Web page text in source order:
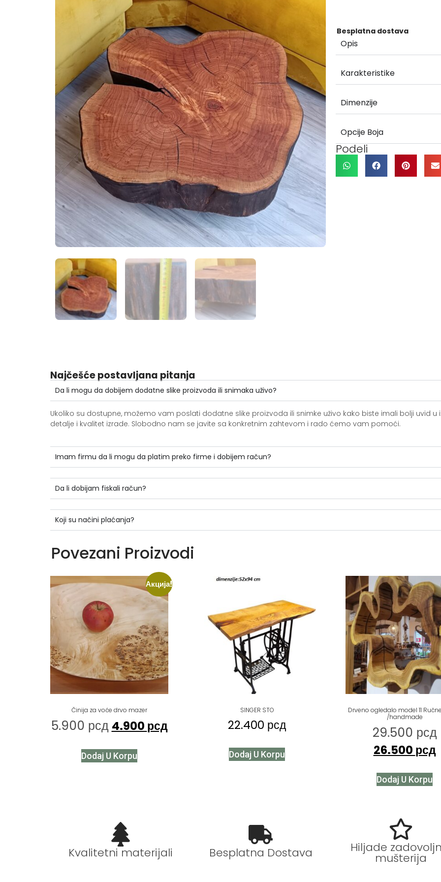
Besplatna dostava
Opis
Karakteristike
Dimenzije
Opcije Boja
Podeli
Najčešće postavljana pitanja
Da li mogu da dobijem dodatne slike proizvoda ili snimaka uživo?
Ukoliko su dostupne, možemo vam poslati dodatne slike proizvoda ili snimke uživo kako biste imali bolji uvid u
detalje i kvalitet izrade. Slobodno nam se javite sa konkretnim zahtevom i rado ćemo vam pomoći.
Imam firmu da li mogu da platim preko firme i dobijem račun?
Da li dobijam fiskali račun?
Koji su načini plaćanja?
Povezani Proizvodi
Акција!
Činija za voće drvo mazer
5.900 рсд 4.900 рсд
Dodaj U Korpu
SINGER STO
22.400 рсд
Dodaj U Korpu
Drveno ogledalo model 11
/handmade
29.500 рсд
26.500 рсд
Dodaj U Korpu
Kvalitetni materijali Besplatna Dostava Hiljade
mušterija